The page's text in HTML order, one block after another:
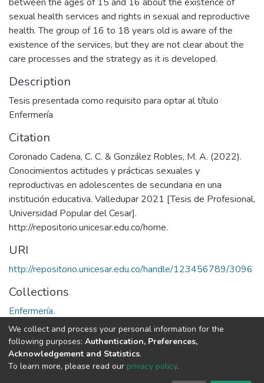
sexual health services and rights in sexual and reproductive
health. The group of 16 to 18 years old is aware of the
existence of the services, but they are not clear about the
care processes and the strategy as it is developed.
Description
Tesis presentada como requisito para optar al título
Enfermería
Citation
Coronado Cadena, C. C. & González Robles, M. A. (2022).
Conocimientos actitudes y prácticas sexuales y
reproductivas en adolescentes de secundaria en una
institución educativa. Valledupar 2021 [Tesis de Profesional,
Universidad Popular del Cesar].
http://repositorio.unicesar.edu.co/home.
URI
http://repositorio.unicesar.edu.co/handle/123456789/3096
Collections
Enfermería.
Full item page
DSpace software copyright © 2002-2026
We collect and process your personal information for the
following purposes: Authentication, Preferences,
Acknowledgement and Statistics.
To learn more, please read our privacy policy.